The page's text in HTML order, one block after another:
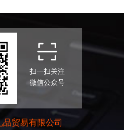
扫一扫关注
微信公众号
贸易有限公司